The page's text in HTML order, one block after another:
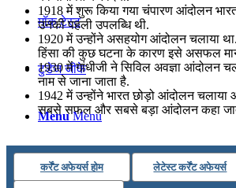
मॉक टेस्ट
टुडेज जीके
Menu Menu
1918 में शुरू किया गया चंपारण आंदोलन
उनकी पहली उपलब्धि थी.
1920 में उन्होंने असहयोग आंदोलन चलाया
हिंसा की कुछ घटना के कारण इसे असफल
1930 में गांधीजी ने सिविल अवज्ञा आंदोलन
नाम से जाना जाता है.
1942 में उन्होंने भारत छोड़ो आंदोलन
सबसे सफल और सबसे बड़ा आंदोलन कहा
कर्रेंट अफेयर्स होम लेटेस्ट कर्रेंट अफेयर्स